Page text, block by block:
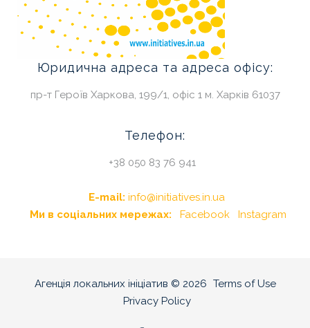
Юридична адреса та адреса офісу:
пр-т Героїв Харкова, 199/1, офіс 1 м. Харків 61037
Телефон:
+38 050 83 76 941
E-mail: info@initiatives.in.ua
Ми в соціальних мережах:
Facebook Instagram
Агенція локальних ініціатив © 2026 Terms of Use
Privacy Policy